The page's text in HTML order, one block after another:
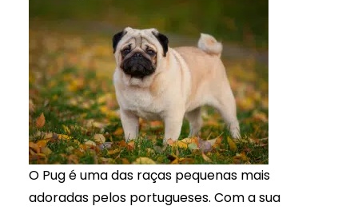
O Pug é uma das raças pequenas mais
adoradas pelos portugueses. Com a sua